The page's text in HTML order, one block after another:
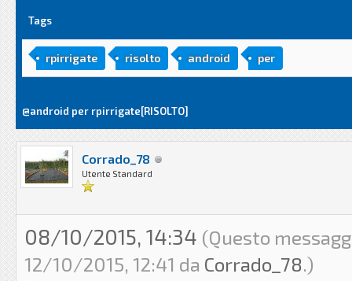
Tags
rpirrigate risolto android per
@android per rpirrigate[RISOLTO]
Corrado_78
Utente Standard
08/10/2015, 14:34 (Questo
12/10/2015, 12:41 da Corrado_78.)